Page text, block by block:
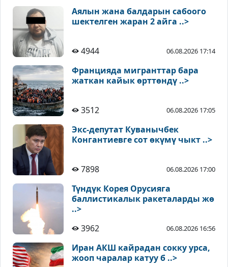
Аялын жана балдарын сабоого
шектелген жаран 2 айга ..>
4944 06.08.2026 17:14
Францияда мигранттар бара
жаткан кайык өрттөндү ..>
3512 06.08.2026 17:05
Экс-депутат Куванычбек
Конгантиевге сот өкүмү чыкт ..>
7898 06.08.2026 17:00
Түндүк Корея Орусияга
баллистикалык ракеталарды жө
..>
3962
06.08.2026 16:56
Иран АКШ кайрадан сокку урса,
жооп чаралар катуу б ..>